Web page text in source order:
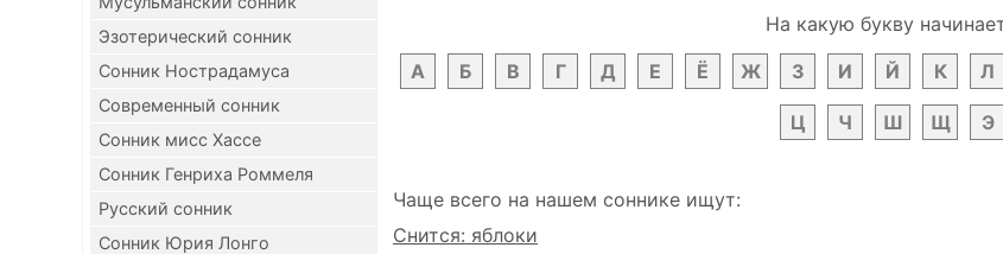
Эзотерический сонник
Сонник Нострадамуса
Современный сонник
Сонник мисс Хассе
Сонник Генриха Роммеля
Русский сонник
Сонник Юрия Лонго
На какую букву
А
Б В Г Д Е Ё Ж З И Й К Л
Ц Ч Ш Щ Э
Чаще всего на нашем соннике ищут:
Снится: яблоки